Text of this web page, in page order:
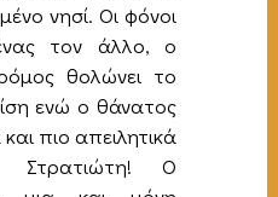
νησί. Οι φόνοι
τον άλλο, ο
θολώνει το
ενώ ο θάνατος
πιο απειλητικά
Ο